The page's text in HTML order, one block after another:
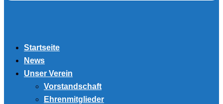
Startseite
News
Unser Verein
Vorstandschaft
Ehrenmitglieder